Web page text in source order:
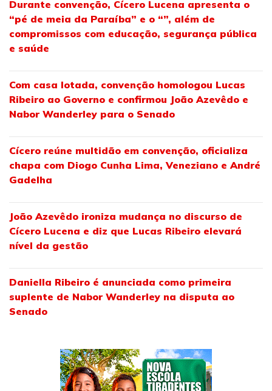
Durante convenção, Cícero Lucena apresenta o
“pé de meia da Paraíba” e o “”, além de
compromissos com educação, segurança pública
e saúde
Com casa lotada, convenção homologou Lucas
Ribeiro ao Governo e confirmou João Azevêdo e
Nabor Wanderley para o Senado
Cícero reúne multidão em convenção, oficializa
chapa com Diogo Cunha Lima, Veneziano e André
Gadelha
João Azevêdo ironiza mudança no discurso de
Cícero Lucena e diz que Lucas Ribeiro elevará
nível da gestão
Daniella Ribeiro é anunciada como primeira
suplente de Nabor Wanderley na disputa ao
Senado